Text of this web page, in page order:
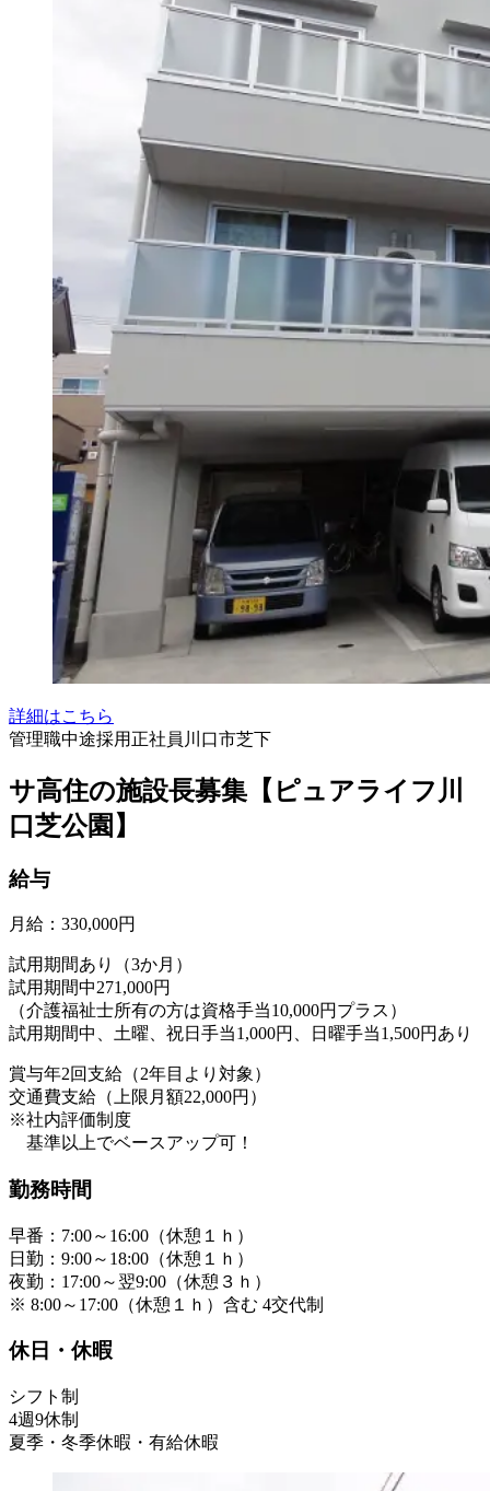
詳細はこちら
管理職中途採用 正社員 川口市芝下
サ高住の施設長募集【ピュアライフ川
口芝公園】
給与
月給：330,000円
試用期間あり（3か月）
試用期間中271,000円
（介護福祉士所有の方は資格手当10,000円プラス）
試用期間中、土曜、祝日手当1,000円、日曜手当1,500円あり
賞与年2回支給（2年目より対象）
交通費支給（上限月額22,000円）
※社内評価制度
基準以上でベースアップ可！
勤務時間
早番：7:00～16:00（休憩１ｈ）
日勤：9:00～18:00（休憩１ｈ）
夜勤：17:00～翌9:00（休憩３ｈ）
※ 8:00～17:00（休憩１ｈ）含む 4交代制
休日・休暇
シフト制
4週9休制
夏季・冬季休暇・有給休暇